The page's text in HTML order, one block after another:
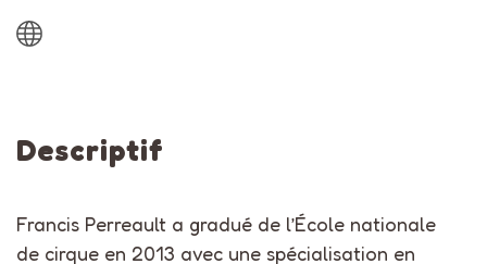
Descriptif
Francis Perreault a gradué de l’École nationale
de cirque en 2013 avec une spécialisation en